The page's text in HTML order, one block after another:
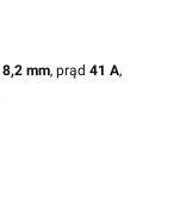
8,2 mm, prąd 41 A,